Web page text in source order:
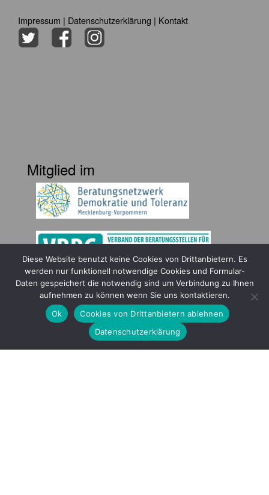
Impressum | Datenschutzerklärung | Kontakt
Mitglied im
Gefördert durch
Diese Website benutzt keine Cookies von Drittanbietern. Es
werden nur funktionell notwendige Cookies und Formular-
Daten gespeichert die notwendig sind um Verbindung zu Ihnen
aufnehmen zu können wenn Sie uns kontaktieren.
Ok
Cookies von Drittanbietern ablehnen
Datenschutzerklärung